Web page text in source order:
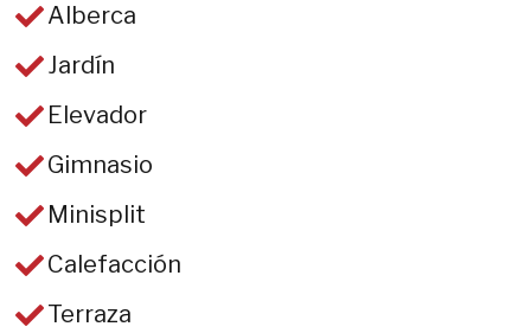
Alberca
Jardín
Elevador
Gimnasio
Minisplit
Calefacción
Terraza